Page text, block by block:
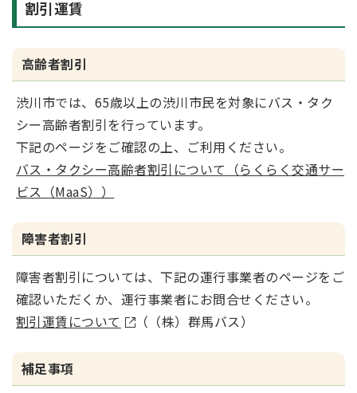
割引運賃
高齢者割引
渋川市では、65歳以上の渋川市民を対象にバス・タク
シー高齢者割引を行っています。
下記のページをご確認の上、ご利用ください。
バス・タクシー高齢者割引について（らくらく交通サー
ビス（MaaS））
障害者割引
障害者割引については、下記の運行事業者のページをご
確認いただくか、運行事業者にお問合せください。
割引運賃について
（（株）群馬バス）
補足事項